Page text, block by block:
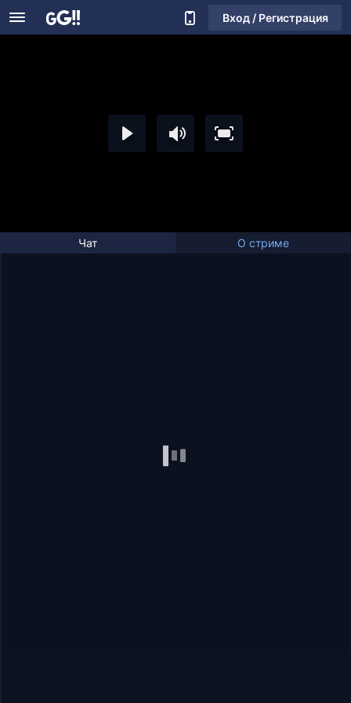
Вход / Регистрация
Чат О стриме